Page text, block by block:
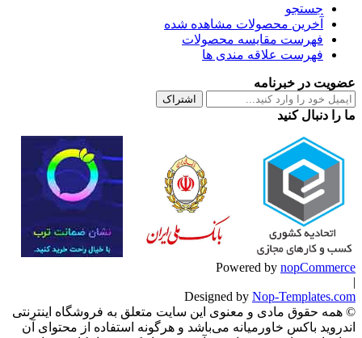
جستجو
آخرین محصولات مشاهده شده
فهرست مقایسه محصولات
فهرست علاقه مندی ها
عضویت در خبرنامه
اشتراک
ما را دنبال کنید
Powered by nopCommerce
|
Designed by Nop-Templates.com
© همه حقوق مادی و معنوی این سایت متعلق به فروشگاه اینترنتی
اندروید باکس خاورمیانه می‌باشد و هرگونه استفاده از محتوای آن